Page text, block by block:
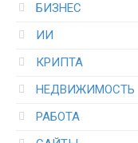
БИЗНЕС
ИИ
КРИПТА
НЕДВИЖИМОСТЬ
РАБОТА